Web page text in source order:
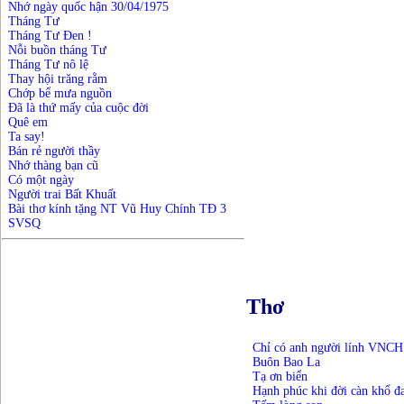
Nhớ ngày quốc hận 30/04/1975
Tháng Tư
Tháng Tư Đen !
Nỗi buồn tháng Tư
Tháng Tư nô lệ
Thay hội trăng rằm
Chớp bể mưa nguồn
Đã là thứ mấy của cuộc đời
Quê em
Ta say!
Bán rẻ người thầy
Nhớ thàng bạn cũ
Có một ngày
Người trai Bất Khuất
Bài thơ kính tặng NT Vũ Huy Chính TĐ 3
SVSQ
Thơ
Chỉ có anh người lính VNCH
Buôn Bao La
Tạ ơn biển
Hạnh phúc khi đời càn khổ